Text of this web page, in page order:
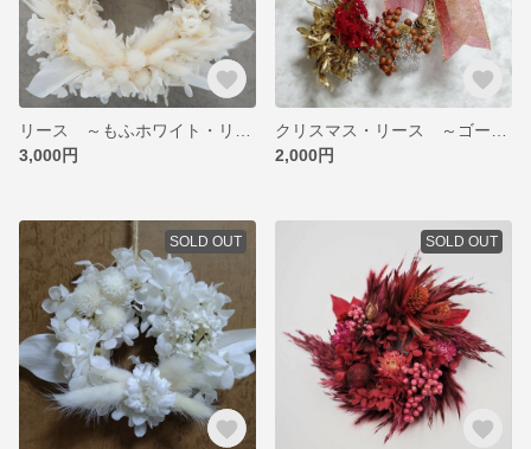
3,000円
2,000円
SOLD OUT SOLD OUT